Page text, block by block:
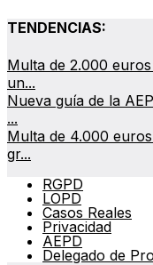
TENDENCIAS:
Multa de 2.000
un...
Nueva guía de la
...
Multa de 4.000
gr...
RGPD
LOPD
Casos Reales
Privacidad
AEPD
Delegado de